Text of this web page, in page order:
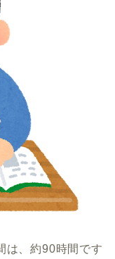
は、約90時間です